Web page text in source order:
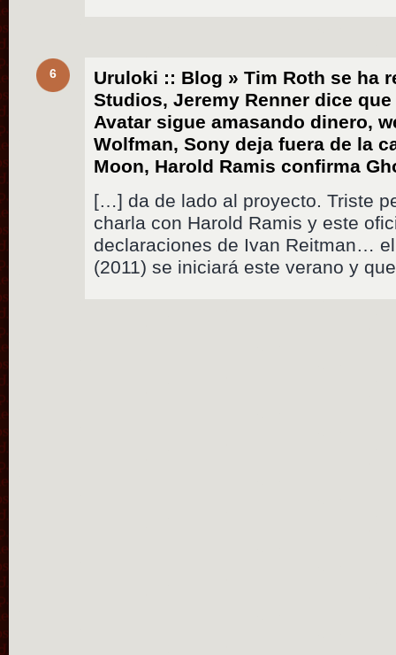
6
Uruloki :: Blog » Tim Roth se ha
Studios, Jeremy Renner dice
Avatar sigue amasando dinero,
Wolfman, Sony deja fuera de la
Moon, Harold Ramis confirma
[…] da de lado al proyecto. Triste
charla con Harold Ramis y este
declaraciones de Ivan Reitman…
(2011) se iniciará este verano y